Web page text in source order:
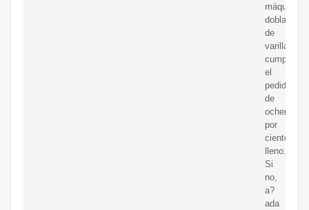
máquinas
dobladoras
de
varillas
cumple
el
pedido
de
ochenta
por
ciento
lleno.
Si
no,
a?
ada